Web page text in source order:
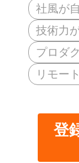
社風が
技術力
プロダ
リモー
登